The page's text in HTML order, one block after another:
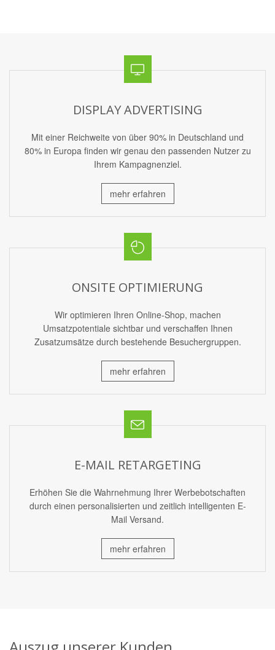
DISPLAY ADVERTISING
Mit einer Reichweite von über 90% in Deutschland und
80% in Europa finden wir genau den passenden Nutzer zu
Ihrem Kampagnenziel.
mehr erfahren
ONSITE OPTIMIERUNG
Wir optimieren Ihren Online-Shop, machen
Umsatzpotentiale sichtbar und verschaffen Ihnen
Zusatzumsätze durch bestehende Besuchergruppen.
mehr erfahren
E-MAIL RETARGETING
Erhöhen Sie die Wahrnehmung Ihrer Werbebotschaften
durch einen personalisierten und zeitlich intelligenten E-
Mail Versand.
mehr erfahren